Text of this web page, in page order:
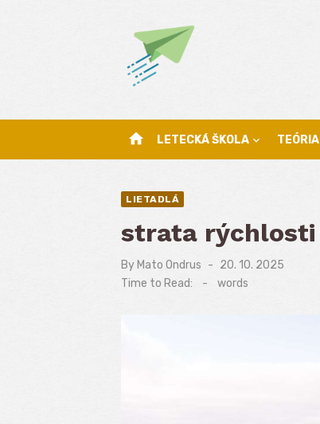
home LETECKÁ ŠKOLA TEÓRIA
LIETADLÁ
strata rýchlosti
By Mato Ondrus
Posted
on
20. 10. 2025
Time to Read:
- words